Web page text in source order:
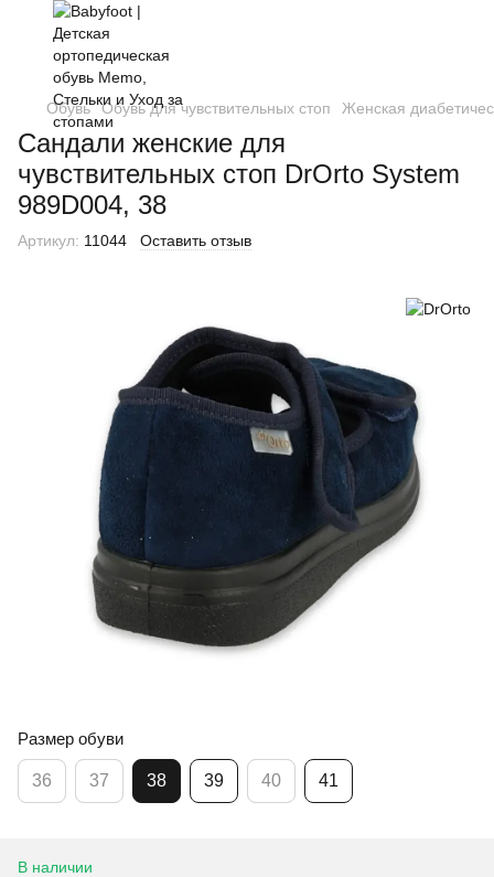
Обувь Обувь для чувствительных стоп Женская
Сандали женские для
чувствительных стоп DrOrto System
989D004, 38
Артикул: 11044 Оставить отзыв
Размер обуви
36 37 38 39 40 41
В наличии